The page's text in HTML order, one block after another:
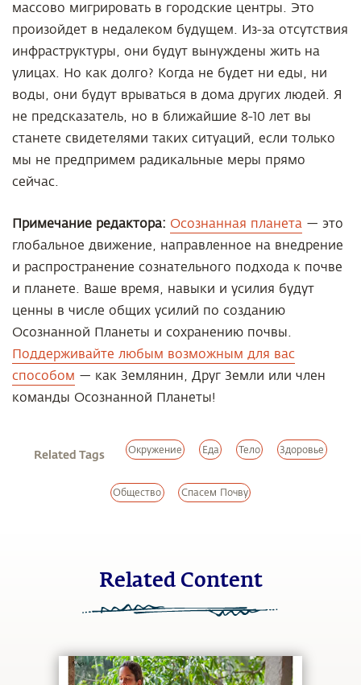
массово мигрировать в городские центры. Это
произойдет в недалеком будущем. Из-за отсутствия
инфраструктуры, они будут вынуждены жить на
улицах. Но как долго? Когда не будет ни еды, ни
воды, они будут врываться в дома других людей. Я
не предсказатель, но в ближайшие 8-10 лет вы
станете свидетелями таких ситуаций, если только
мы не предпримем радикальные меры прямо
сейчас.
Примечание редактора: Осознанная планета — это
глобальное движение, направленное на внедрение
и распространение сознательного подхода к почве
и планете. Ваше время, навыки и усилия будут
ценны в числе общих усилий по созданию
Осознанной Планеты и сохранению почвы.
Поддерживайте любым возможным для вас
способом — как Землянин, Друг Земли или член
команды Осознанной Планеты!
Related Tags Окружение Еда Тело Здоровье
Общество Спасем Почву
Related Content